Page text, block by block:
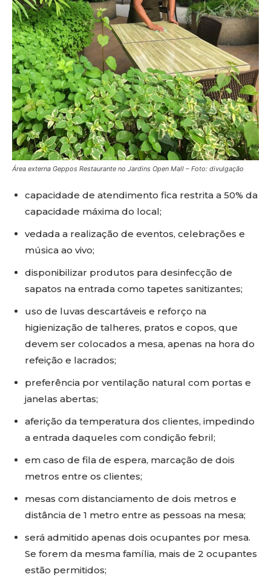
Área externa Geppos Restaurante no Jardins Open Mall – Foto: divulgação
capacidade de atendimento fica restrita a 50% da
capacidade máxima do local;
vedada a realização de eventos, celebrações e
música ao vivo;
disponibilizar produtos para desinfecção de
sapatos na entrada como tapetes sanitizantes;
uso de luvas descartáveis e reforço na
higienização de talheres, pratos e copos, que
devem ser colocados a mesa, apenas na hora do
refeição e lacrados;
preferência por ventilação natural com portas e
janelas abertas;
aferição da temperatura dos clientes, impedindo
a entrada daqueles com condição febril;
em caso de fila de espera, marcação de dois
metros entre os clientes;
mesas com distanciamento de dois metros e
distância de 1 metro entre as pessoas na mesa;
será admitido apenas dois ocupantes por mesa.
Se forem da mesma família, mais de 2 ocupantes
estão permitidos;